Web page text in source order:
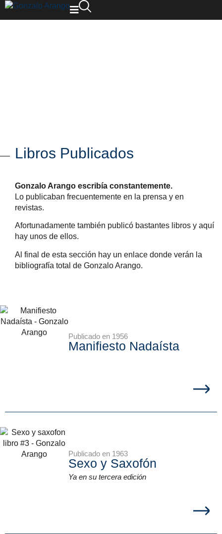
Libros Publicados
Gonzalo Arango escribía constantemente.
Lo publicaban frecuentemente en la prensa y en
revistas.
Afortunadamente también publicó bastantes libros y aquí
hay unos de ellos.
Al final de esta sección hay un enlace donde verán la
bibliografía total de Gonzalo Arango.
Publicado en 1956
Manifiesto Nadaísta
Publicado en 1963
Sexo y Saxofón
Ya en su tercera edición